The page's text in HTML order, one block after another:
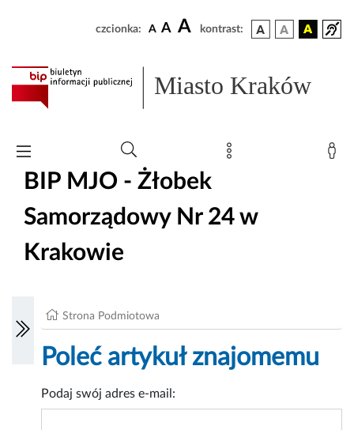
czcionka: A A A kontrast:
Miasto Kraków
BIP MJO - Żłobek
Samorządowy Nr 24 w
Krakowie
Strona Podmiotowa
Poleć artykuł znajomemu
Podaj swój adres e-mail: